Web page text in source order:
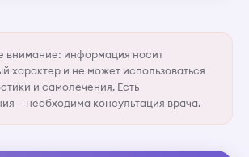
информация носит
характер и не может использоваться
и самолечения. Есть
— необходима консультация врача.